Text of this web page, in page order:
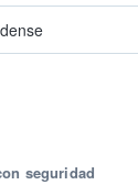
seguridad